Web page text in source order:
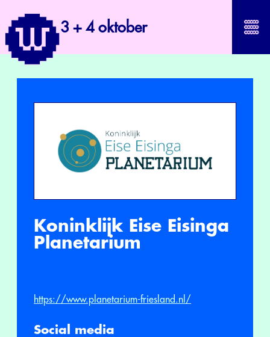
3 + 4 oktober
Koninklijk Eise Eisinga
Planetarium
https://www.planetarium-friesland.nl/
Social media